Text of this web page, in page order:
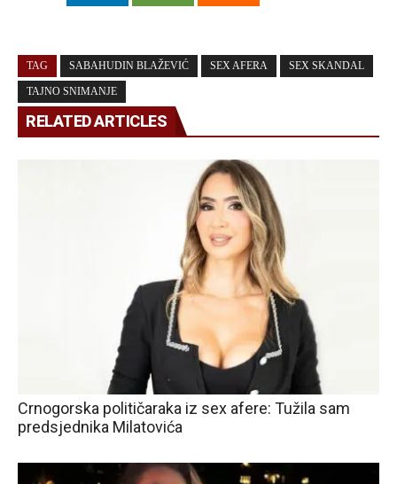
TAG SABAHUDIN BLAŽEVIĆ SEX AFERA SEX SKANDAL
TAJNO SNIMANJE
RELATED ARTICLES
Crnogorska političaraka iz sex afere: Tužila sam
predsjednika Milatovića